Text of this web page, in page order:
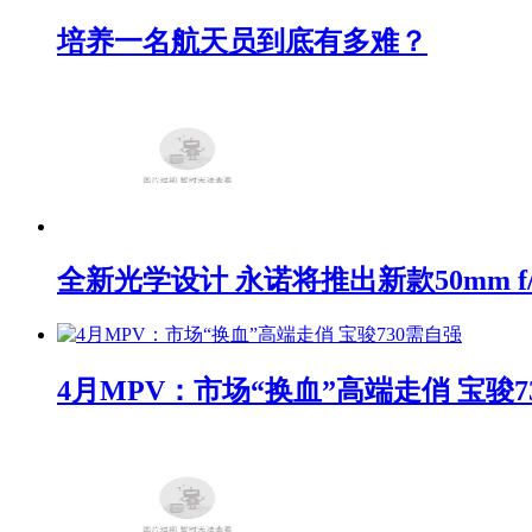
培养一名航天员到底有多难？
全新光学设计 永诺将推出新款50mm
4月MPV：市场“换血”高端走俏 宝骏